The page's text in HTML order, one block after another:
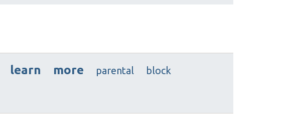
learn more parental
block